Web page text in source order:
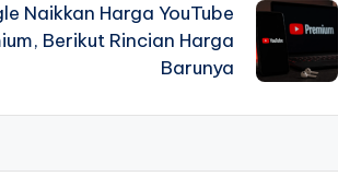
Naikkan Harga YouTube
Berikut Rincian Harga
Barunya